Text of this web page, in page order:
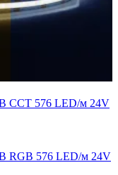
CCT 576 LED/м 24V
RGB 576 LED/м 24V